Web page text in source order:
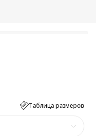
Таблица размеров